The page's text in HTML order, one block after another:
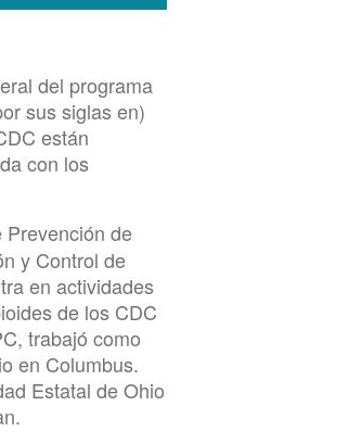
del programa
sus siglas en)
están
con los
de
y Control de
en actividades
de los CDC
trabajó como
en Columbus.
Estatal de Ohio